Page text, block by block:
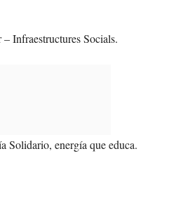
Infraestructures Socials.
Solidario, energía que educa.